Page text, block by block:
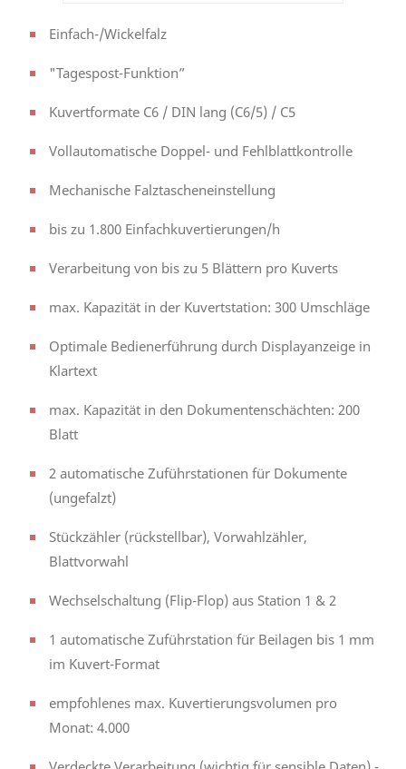
Einfach-/Wickelfalz
"Tagespost-Funktion”
Kuvertformate C6 / DIN lang (C6/5) / C5
Vollautomatische Doppel- und Fehlblattkontrolle
Mechanische Falztascheneinstellung
bis zu 1.800 Einfachkuvertierungen/h
Verarbeitung von bis zu 5 Blättern pro Kuverts
max. Kapazität in der Kuvertstation: 300 Umschläge
Optimale Bedienerführung durch Displayanzeige in
Klartext
max. Kapazität in den Dokumentenschächten: 200
Blatt
2 automatische Zuführstationen für Dokumente
(ungefalzt)
Stückzähler (rückstellbar), Vorwahlzähler,
Blattvorwahl
Wechselschaltung (Flip-Flop) aus Station 1 & 2
1 automatische Zuführstation für Beilagen bis 1 mm
im Kuvert-Format
empfohlenes max. Kuvertierungsvolumen pro
Monat: 4.000